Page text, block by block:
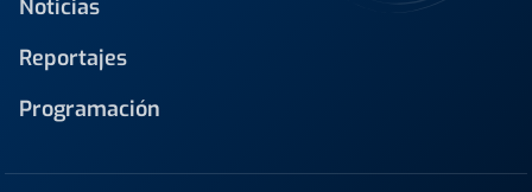
Noticias
Reportajes
Programación